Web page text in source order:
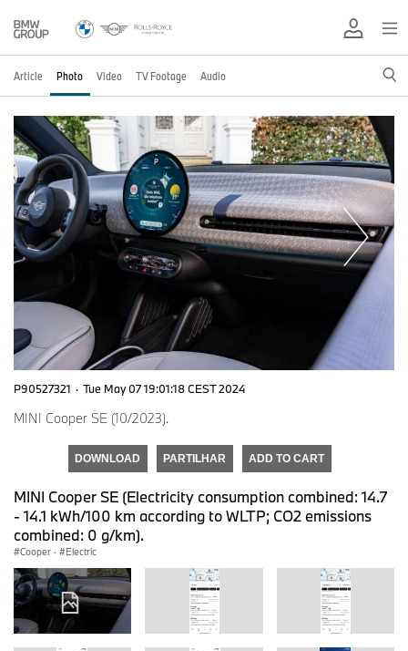
Article Photo Video TV Footage Audio
P90527321 · Tue May 07 19:01:18 CEST 2024
MINI Cooper SE (10/2023).
DOWNLOAD PARTILHAR ADD TO CART
MINI Cooper SE (Electricity consumption combined: 14.7
- 14.1 kWh/100 km according to WLTP; CO2 emissions
combined: 0 g/km).
Cooper · Electric